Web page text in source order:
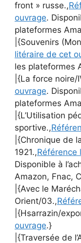
front » russe.,
ouvrage.
plateformes
|{Souvenirs
litéraire de cet
les plateformes
|{La force noire/
ouvrage.
plateformes
|{L’Utilisation
sportive.,
|{Chronique de
1921.,Référence
Disponible à
Amazon, Fnac,
|{Avec le
Orient/03.,
|{Hsarrazin/
ouvrage.}
|{Traversée de